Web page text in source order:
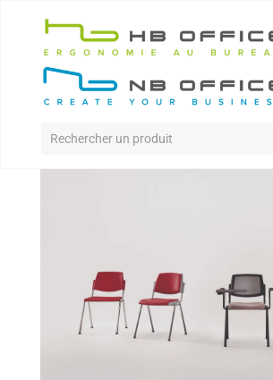
Accueil > Produits > Sièges > Dolly
DOLLY